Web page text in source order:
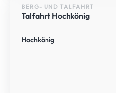
BERG- UND TALFAHRT
Talfahrt Hochkönig
Hochkönig